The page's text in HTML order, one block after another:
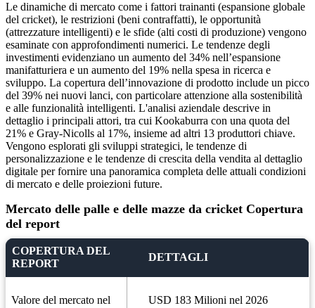
Le dinamiche di mercato come i fattori trainanti (espansione globale
del cricket), le restrizioni (beni contraffatti), le opportunità
(attrezzature intelligenti) e le sfide (alti costi di produzione) vengono
esaminate con approfondimenti numerici. Le tendenze degli
investimenti evidenziano un aumento del 34% nell’espansione
manifatturiera e un aumento del 19% nella spesa in ricerca e
sviluppo. La copertura dell’innovazione di prodotto include un picco
del 39% nei nuovi lanci, con particolare attenzione alla sostenibilità
e alle funzionalità intelligenti. L'analisi aziendale descrive in
dettaglio i principali attori, tra cui Kookaburra con una quota del
21% e Gray-Nicolls al 17%, insieme ad altri 13 produttori chiave.
Vengono esplorati gli sviluppi strategici, le tendenze di
personalizzazione e le tendenze di crescita della vendita al dettaglio
digitale per fornire una panoramica completa delle attuali condizioni
di mercato e delle proiezioni future.
Mercato delle palle e delle mazze da cricket Copertura
del report
COPERTURA DEL
REPORT
DETTAGLI
Valore del mercato nel USD 183 Milioni nel 2026